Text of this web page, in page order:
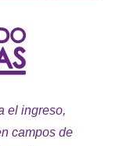
el ingreso,
campos de